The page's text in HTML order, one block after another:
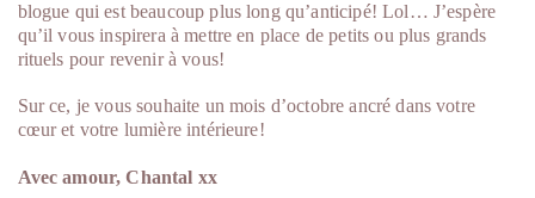
blogue qui est beaucoup plus long qu’anticipé! Lol… J’espère
qu’il vous inspirera à mettre en place de petits ou plus grands
rituels pour revenir à vous!
Sur ce, je vous souhaite un mois d’octobre ancré dans votre
cœur et votre lumière intérieure!
Avec amour, Chantal xx